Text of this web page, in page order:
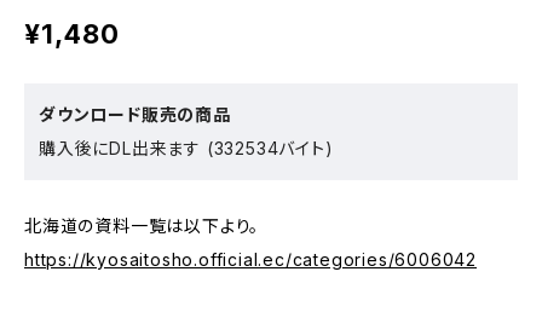
¥1,480
ダウンロード販売の商品
購入後にDL出来ます (332534バイト)
北海道の資料一覧は以下より。
https://kyosaitosho.official.ec/categories/6006042